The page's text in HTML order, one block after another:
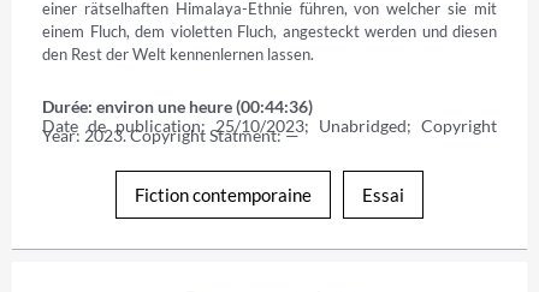
einer rätselhaften Himalaya-Ethnie führen, von welcher sie mit
einem Fluch, dem violetten Fluch, angesteckt werden und diesen
den Rest der Welt kennenlernen lassen.
Durée: environ une heure (00:44:36)
Date de publication: 25/10/2023; Unabridged; Copyright
Year: 2023. Copyright Statment: —
Fiction contemporaine Essai